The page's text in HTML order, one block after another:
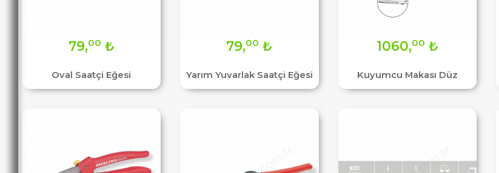
Oval Saatçi Eğesi
79,00 ₺
Yarım Yuvarlak Saatçi Eğesi
79,00 ₺
Kuyumcu Makası Düz
1060,00 ₺